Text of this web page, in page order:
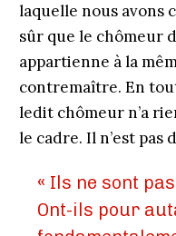
laquelle nous avons
sûr que le chômeur
appartienne à la
contremaître. En
ledit chômeur n’a
le cadre. Il n’est pas
« Ils ne sont
Ont-ils pour